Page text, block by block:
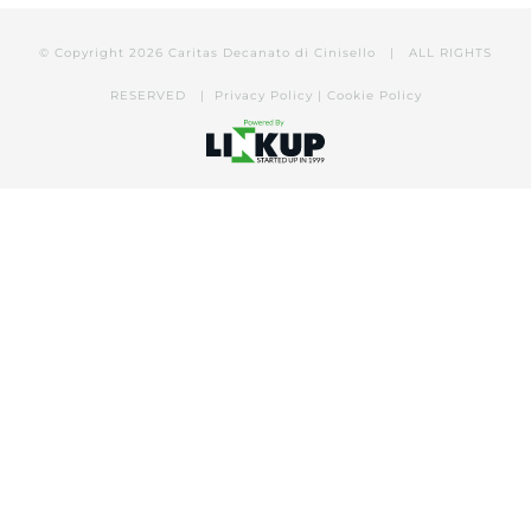
© Copyright 2026 Caritas Decanato di Cinisello | ALL RIGHTS
RESERVED | Privacy Policy | Cookie Policy